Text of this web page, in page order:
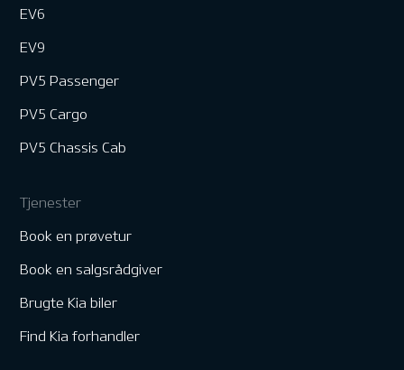
EV6
EV9
PV5 Passenger
PV5 Cargo
PV5 Chassis Cab
Tjenester
Book en prøvetur
Book en salgsrådgiver
Brugte Kia biler
Find Kia forhandler